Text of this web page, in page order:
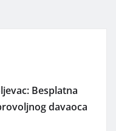
Besplatna
davaoca